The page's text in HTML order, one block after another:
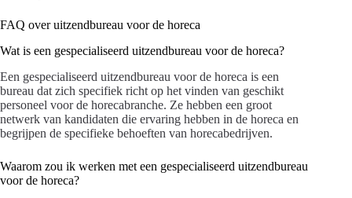
FAQ over uitzendbureau voor de horeca
Wat is een gespecialiseerd uitzendbureau voor de horeca?
Een gespecialiseerd uitzendbureau voor de horeca is een
bureau dat zich specifiek richt op het vinden van geschikt
personeel voor de horecabranche. Ze hebben een groot
netwerk van kandidaten die ervaring hebben in de horeca en
begrijpen de specifieke behoeften van horecabedrijven.
Waarom zou ik werken met een gespecialiseerd uitzendbureau
voor de horeca?